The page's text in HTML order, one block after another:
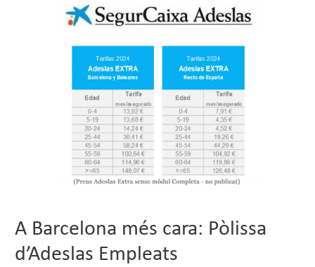
A Barcelona més cara: Pòlissa
d’Adeslas Empleats